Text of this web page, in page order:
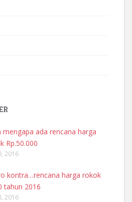
mengapa ada rencana harga
Rp.50.000
2016
kontra…rencana harga rokok
tahun 2016
2016